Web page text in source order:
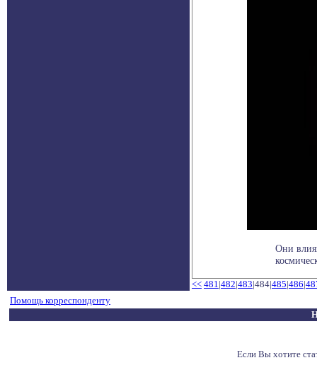
Они
<< 481|482|483|484|485|486|
Помощь корреспонденту
Если Вы хотите